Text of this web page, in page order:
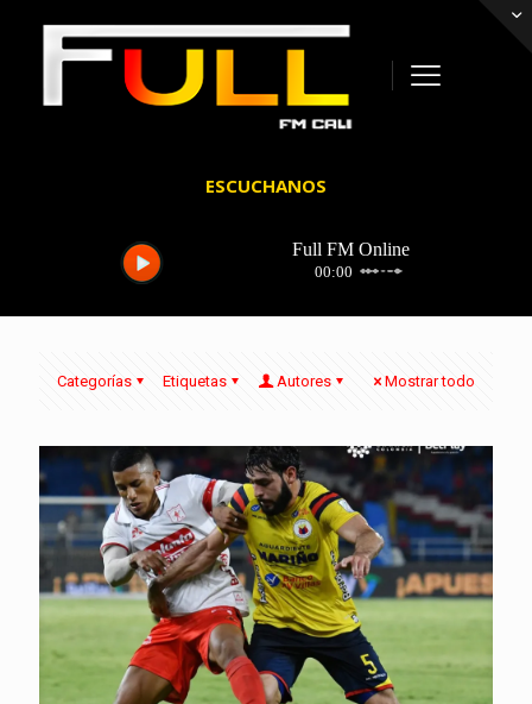
ESCUCHANOS
Categorías Etiquetas Autores Mostrar todo